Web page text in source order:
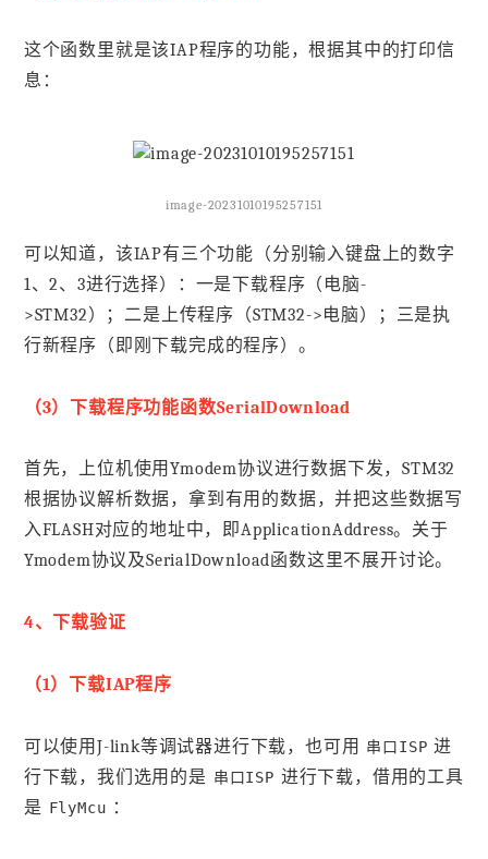
这个函数里就是该IAP程序的功能，根据其中的打印信
息：
image-20231010195257151
可以知道，该IAP有三个功能（分别输入键盘上的数字
1、2、3进行选择）：一是下载程序（电脑-
>STM32）；二是上传程序（STM32->电脑）；三是执
行新程序（即刚下载完成的程序）。
（3）下载程序功能函数SerialDownload
首先，上位机使用Ymodem协议进行数据下发，STM32
根据协议解析数据，拿到有用的数据，并把这些数据写
入FLASH对应的地址中，即ApplicationAddress。关于
Ymodem协议及SerialDownload函数这里不展开讨论。
4、下载验证
（1）下载IAP程序
可以使用J-link等调试器进行下载，也可用 串口ISP 进
行下载，我们选用的是 串口ISP 进行下载，借用的工具
是 FlyMcu ：